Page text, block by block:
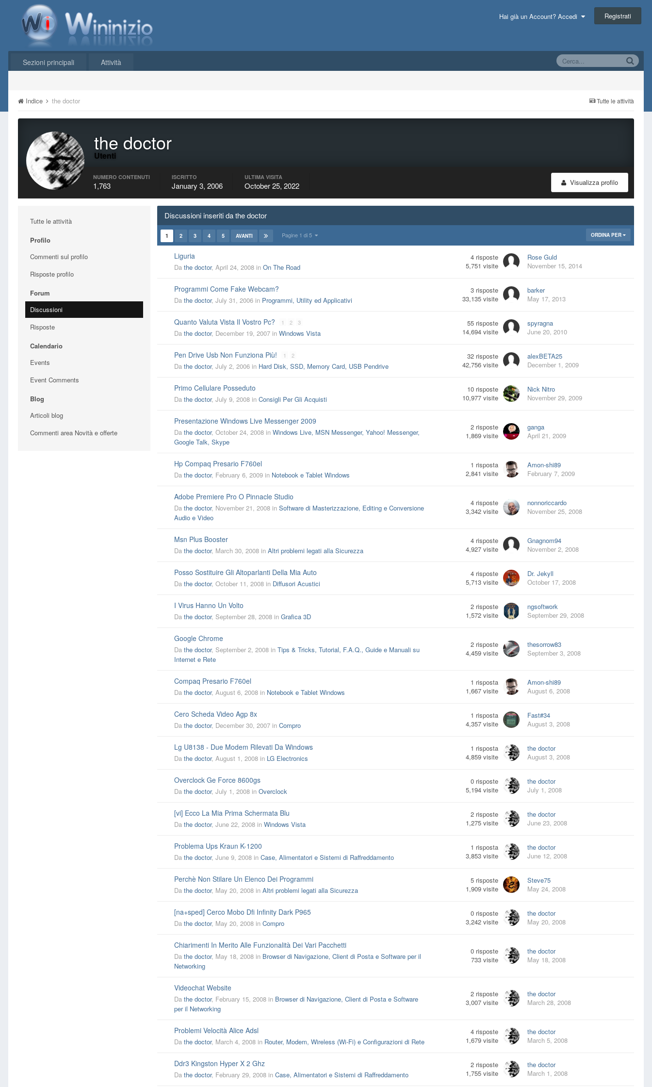
Hai già un Account? Accedi Registrati
Sezioni principali Attività
Tutte le attività
Indice the doctor
the doctor
Utenti
Visualizza profilo
NUMERO CONTENUTI
1,763
ISCRITTO
January 3, 2006
ULTIMA VISITA
October 25, 2022
Tutte le attività
Profilo
Commenti sul profilo
Risposte profilo
Forum
Discussioni
Risposte
Calendario
Events
Event Comments
Blog
Articoli blog
Commenti area Novità e offerte
Discussioni inseriti da the doctor
ORDINA PER
1 2 3 4 5 AVANTI Pagine 1 di 5
Liguria
Da the doctor, April 24, 2008 in On The Road
4 risposte
5,751 visite
Rose Guld
November 15, 2014
Programmi Come Fake Webcam?
Da the doctor, July 31, 2006 in Programmi, Utility ed Applicativi
3 risposte
33,135 visite
barker
May 17, 2013
Quanto Valuta Vista Il Vostro Pc? 1 2 3
Da the doctor, December 19, 2007 in Windows Vista
55 risposte
14,694 visite
spyragna
June 20, 2010
Pen Drive Usb Non Funziona Più! 1 2
Da the doctor, July 2, 2006 in Hard Disk, SSD, Memory Card, USB Pendrive
32 risposte
42,756 visite
alexBETA25
December 1, 2009
Primo Cellulare Posseduto
Da the doctor, July 9, 2008 in Consigli Per Gli Acquisti
10 risposte
10,977 visite
Nick Nitro
November 29, 2009
Presentazione Windows Live Messenger 2009
Da the doctor, October 24, 2008 in Windows Live, MSN Messenger, Yahoo! Messenger,
Google Talk, Skype
2 risposte
1,869 visite
ganga
April 21, 2009
Hp Compaq Presario F760el
Da the doctor, February 6, 2009 in Notebook e Tablet Windows
1 risposta
2,841 visite
Amon-shi89
February 7, 2009
Adobe Premiere Pro O Pinnacle Studio
Da the doctor, November 21, 2008 in Software di Masterizzazione, Editing e Conversione
Audio e Video
4 risposte
3,342 visite
nonnoriccardo
November 25, 2008
Msn Plus Booster
Da the doctor, March 30, 2008 in Altri problemi legati alla Sicurezza
4 risposte
4,927 visite
Gnagnom94
November 2, 2008
Posso Sostituire Gli Altoparlanti Della Mia Auto
Da the doctor, October 11, 2008 in Diffusori Acustici
4 risposte
5,713 visite
Dr. Jekyll
October 17, 2008
I Virus Hanno Un Volto
Da the doctor, September 28, 2008 in Grafica 3D
2 risposte
1,572 visite
ngsoftwork
September 29, 2008
Google Chrome
Da the doctor, September 2, 2008 in Tips & Tricks, Tutorial, F.A.Q., Guide e Manuali su
Internet e Rete
2 risposte
4,459 visite
thesorrow83
September 3, 2008
Compaq Presario F760el
Da the doctor, August 6, 2008 in Notebook e Tablet Windows
1 risposta
1,667 visite
Amon-shi89
August 6, 2008
Cero Scheda Video Agp 8x
Da the doctor, December 30, 2007 in Compro
1 risposta
4,357 visite
Fast#34
August 3, 2008
Lg U8138 - Due Modem Rilevati Da Windows
Da the doctor, August 1, 2008 in LG Electronics
1 risposta
4,859 visite
the doctor
August 3, 2008
Overclock Ge Force 8600gs
Da the doctor, July 1, 2008 in Overclock
0 risposte
5,194 visite
the doctor
July 1, 2008
[vi] Ecco La Mia Prima Schermata Blu
Da the doctor, June 22, 2008 in Windows Vista
2 risposte
1,275 visite
the doctor
June 23, 2008
Problema Ups Kraun K-1200
Da the doctor, June 9, 2008 in Case, Alimentatori e Sistemi di Raffreddamento
1 risposta
3,853 visite
the doctor
June 12, 2008
Perchè Non Stilare Un Elenco Dei Programmi
Da the doctor, May 20, 2008 in Altri problemi legati alla Sicurezza
5 risposte
1,909 visite
Steve75
May 24, 2008
[na+sped] Cerco Mobo Dfi Infinity Dark P965
Da the doctor, May 20, 2008 in Compro
0 risposte
3,242 visite
the doctor
May 20, 2008
Chiarimenti In Merito Alle Funzionalità Dei Vari Pacchetti
Da the doctor, May 18, 2008 in Browser di Navigazione, Client di Posta e Software per il
Networking
0 risposte
733 visite
the doctor
May 18, 2008
Videochat Website
Da the doctor, February 15, 2008 in Browser di Navigazione, Client di Posta e Software
per il Networking
2 risposte
3,007 visite
the doctor
March 28, 2008
Problemi Velocità Alice Adsl
Da the doctor, March 4, 2008 in Router, Modem, Wireless (Wi-Fi) e Configurazioni di Rete
4 risposte
1,679 visite
the doctor
March 5, 2008
Ddr3 Kingston Hyper X 2 Ghz
Da the doctor, February 29, 2008 in Case, Alimentatori e Sistemi di Raffreddamento
2 risposte
1,755 visite
the doctor
March 1, 2008